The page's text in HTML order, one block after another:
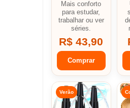
Mais conforto
para estudar,
trabalhar ou ver
séries.
R$ 43,90
Comprar
Verão